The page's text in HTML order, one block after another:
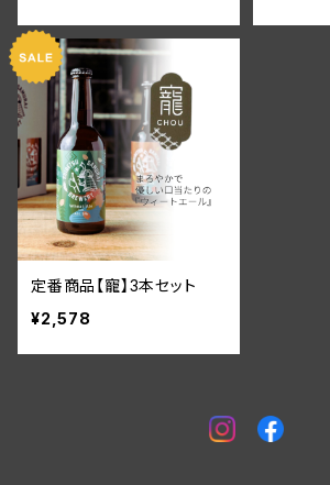
定番商品【寵】3本セット
¥2,578